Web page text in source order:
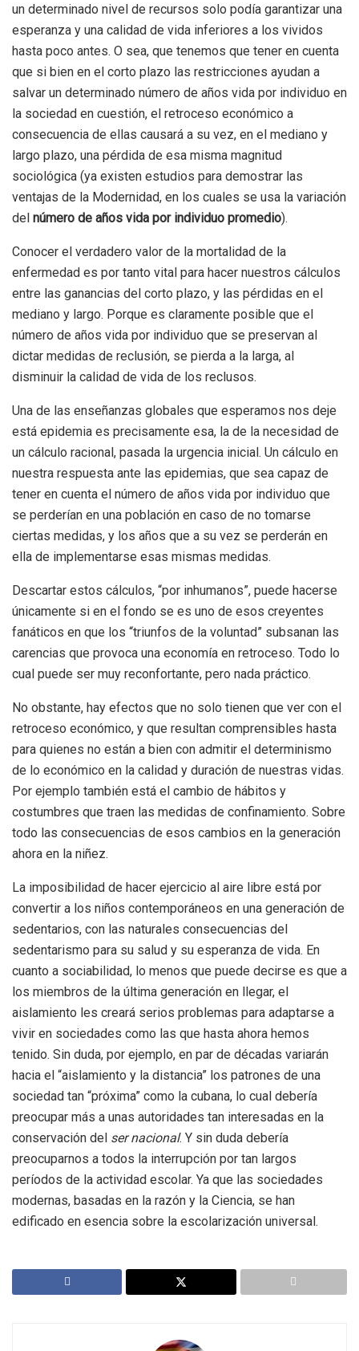
un determinado nivel de recursos solo podía garantizar una
esperanza y una calidad de vida inferiores a los vividos
hasta poco antes. O sea, que tenemos que tener en cuenta
que si bien en el corto plazo las restricciones ayudan a
salvar un determinado número de años vida por individuo en
la sociedad en cuestión, el retroceso económico a
consecuencia de ellas causará a su vez, en el mediano y
largo plazo, una pérdida de esa misma magnitud
sociológica (ya existen estudios para demostrar las
ventajas de la Modernidad, en los cuales se usa la variación
del número de años vida por individuo promedio).
Conocer el verdadero valor de la mortalidad de la
enfermedad es por tanto vital para hacer nuestros cálculos
entre las ganancias del corto plazo, y las pérdidas en el
mediano y largo. Porque es claramente posible que el
número de años vida por individuo que se preservan al
dictar medidas de reclusión, se pierda a la larga, al
disminuir la calidad de vida de los reclusos.
Una de las enseñanzas globales que esperamos nos deje
está epidemia es precisamente esa, la de la necesidad de
un cálculo racional, pasada la urgencia inicial. Un cálculo en
nuestra respuesta ante las epidemias, que sea capaz de
tener en cuenta el número de años vida por individuo que
se perderían en una población en caso de no tomarse
ciertas medidas, y los años que a su vez se perderán en
ella de implementarse esas mismas medidas.
Descartar estos cálculos, “por inhumanos”, puede hacerse
únicamente si en el fondo se es uno de esos creyentes
fanáticos en que los “triunfos de la voluntad” subsanan las
carencias que provoca una economía en retroceso. Todo lo
cual puede ser muy reconfortante, pero nada práctico.
No obstante, hay efectos que no solo tienen que ver con el
retroceso económico, y que resultan comprensibles hasta
para quienes no están a bien con admitir el determinismo
de lo económico en la calidad y duración de nuestras vidas.
Por ejemplo también está el cambio de hábitos y
costumbres que traen las medidas de confinamiento. Sobre
todo las consecuencias de esos cambios en la generación
ahora en la niñez.
La imposibilidad de hacer ejercicio al aire libre está por
convertir a los niños contemporáneos en una generación de
sedentarios, con las naturales consecuencias del
sedentarismo para su salud y su esperanza de vida. En
cuanto a sociabilidad, lo menos que puede decirse es que a
los miembros de la última generación en llegar, el
aislamiento les creará serios problemas para adaptarse a
vivir en sociedades como las que hasta ahora hemos
tenido. Sin duda, por ejemplo, en par de décadas variarán
hacia el “aislamiento y la distancia” los patrones de una
sociedad tan “próxima” como la cubana, lo cual debería
preocupar más a unas autoridades tan interesadas en la
conservación del ser nacional. Y sin duda debería
preocuparnos a todos la interrupción por tan largos
períodos de la actividad escolar. Ya que las sociedades
modernas, basadas en la razón y la Ciencia, se han
edificado en esencia sobre la escolarización universal.